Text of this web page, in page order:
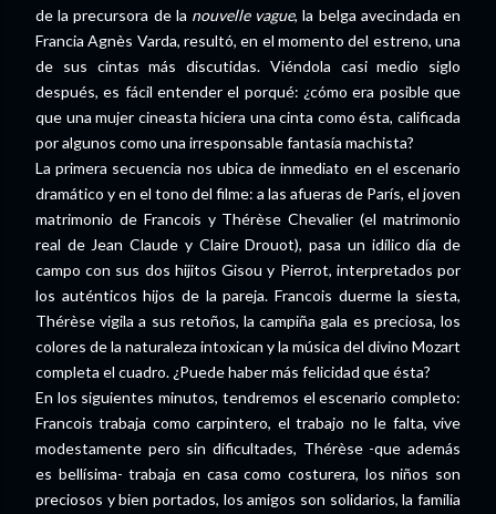
de la precursora de la nouvelle vague, la belga avecindada en
Francia Agnès Varda, resultó, en el momento del estreno, una
de sus cintas más discutidas. Viéndola casi medio siglo
después, es fácil entender el porqué: ¿cómo era posible que
que una mujer cineasta hiciera una cinta como ésta, calificada
por algunos como una irresponsable fantasía machista?
La primera secuencia nos ubica de inmediato en el escenario
dramático y en el tono del filme: a las afueras de París, el joven
matrimonio de Francois y Thérèse Chevalier (el matrimonio
real de Jean Claude y Claire Drouot), pasa un idílico día de
campo con sus dos hijitos Gisou y Pierrot, interpretados por
los auténticos hijos de la pareja. Francois duerme la siesta,
Thérèse vigila a sus retoños, la campiña gala es preciosa, los
colores de la naturaleza intoxican y la música del divino Mozart
completa el cuadro. ¿Puede haber más felicidad que ésta?
En los siguientes minutos, tendremos el escenario completo:
Francois trabaja como carpintero, el trabajo no le falta, vive
modestamente pero sin dificultades, Thérèse -que además
es bellísima- trabaja en casa como costurera, los niños son
preciosos y bien portados, los amigos son solidarios, la familia